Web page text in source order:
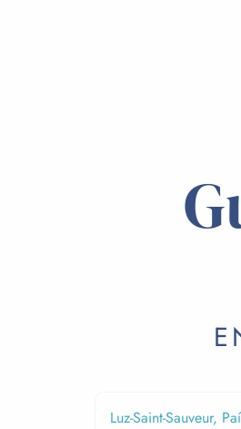
Luz-Saint-Sauveur,